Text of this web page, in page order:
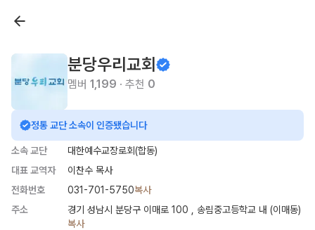
분당우리교회
멤버 1,199 · 추천 0
정통 교단 소속이 인증됐습니다
소속 교단
대한예수교장로회(합동)
대표 교역자
이찬수 목사
전화번호
031-701-5750복사
주소
경기 성남시 분당구 이매로 100 , 송림중고등학교 내 (이매동)
복사